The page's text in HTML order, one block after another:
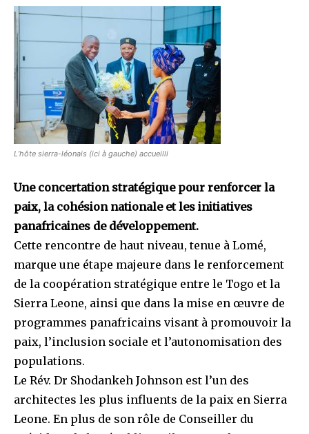
L’hôte sierra-léonais (ici à gauche) accueilli
Une concertation stratégique pour renforcer la
paix, la cohésion nationale et les initiatives
panafricaines de développement.
Cette rencontre de haut niveau, tenue à Lomé,
marque une étape majeure dans le renforcement
de la coopération stratégique entre le Togo et la
Sierra Leone, ainsi que dans la mise en œuvre de
programmes panafricains visant à promouvoir la
paix, l’inclusion sociale et l’autonomisation des
populations.
Le Rév. Dr Shodankeh Johnson est l’un des
architectes les plus influents de la paix en Sierra
Leone. En plus de son rôle de Conseiller du